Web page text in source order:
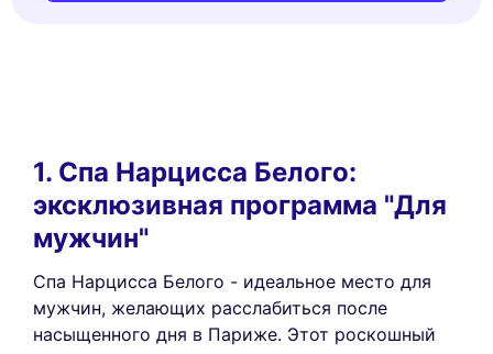
1. Спа Нарцисса Белого:
эксклюзивная программа "Для
мужчин"
Спа Нарцисса Белого - идеальное место для
мужчин, желающих расслабиться после
насыщенного дня в Париже. Этот роскошный